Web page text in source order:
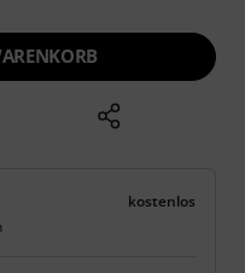
kostenlos